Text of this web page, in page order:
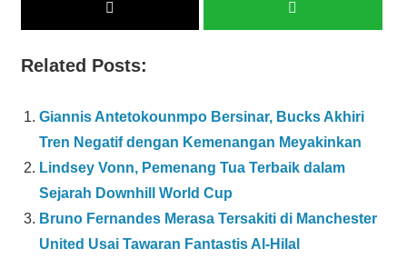
Related Posts:
Giannis Antetokounmpo Bersinar, Bucks Akhiri
Tren Negatif dengan Kemenangan Meyakinkan
Lindsey Vonn, Pemenang Tua Terbaik dalam
Sejarah Downhill World Cup
Bruno Fernandes Merasa Tersakiti di Manchester
United Usai Tawaran Fantastis Al-Hilal